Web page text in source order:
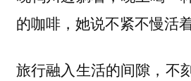
的咖啡，她说不紧不慢活着
旅行融入生活的间隙，不